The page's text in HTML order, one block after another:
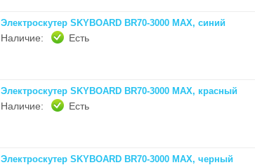
Электроскутер SKYBOARD BR70-3000 MAX, синий
Наличие: Есть
Электроскутер SKYBOARD BR70-3000 MAX, красный
Наличие: Есть
Электроскутер SKYBOARD BR70-3000 MAX, черный